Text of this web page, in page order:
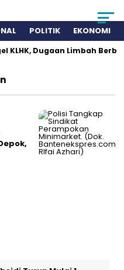
POLITIK EKONOMI
KLHK, Dugaan Limbah